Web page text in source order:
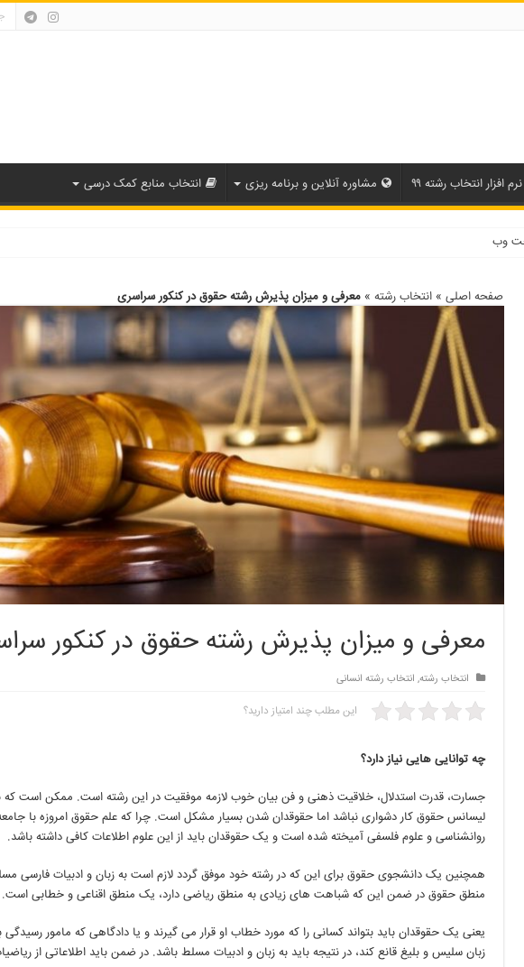
نرم افزار انتخاب رشته ۹۹ مشاوره آنلاین و برنامه ریزی انتخاب منابع کمک درسی
وب
صفحه اصلی » انتخاب رشته » معرفی و میزان پذیرش رشته حقوق در کنکور سراسری
معرفی و میزان پذیرش رشته حقوق در کنکور
انتخاب رشته, انتخاب رشته انسانی
این مطلب چند امتیاز دارید؟
چه توانایی هایی نیاز دارد؟
جسارت، قدرت استدلال، خلاقیت ذهنی و فن بیان خوب لازمه موفقیت در این رشته است. ممکن است
لیسانس حقوق کار دشواری نباشد اما حقوقدان شدن بسیار مشکل است. چرا که علم حقوق امروزه با
روانشناسی و علوم فلسفی آمیخته شده است و یک حقوقدان باید از این علوم اطلاعات کافی داشته باشد.
همچنین یک دانشجوی حقوق برای این که در رشته خود موفق گردد لازم است به زبان و ادبیات فارسی
منطق حقوق در ضمن این که شباهت های زیادی به منطق ریاضی دارد، یک منطق اقناعی و خطابی است.
یعنی یک حقوقدان باید بتواند کسانی را که مورد خطاب او قرار می گیرند و یا دادگاهی که مامور رسیدگی
زبان سلیس و بلیغ قانع کند، در نتیجه باید به زبان و ادبیات مسلط باشد. در ضمن باید اطلاعاتی از